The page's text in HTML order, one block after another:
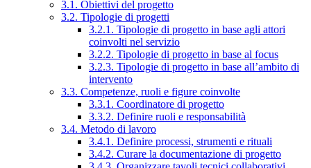
3.1. Obiettivi del progetto
3.2. Tipologie di progetti
3.2.1. Tipologie di progetto in base agli attori
coinvolti nel servizio
3.2.2. Tipologie di progetto in base al focus
3.2.3. Tipologie di progetto in base all’ambito di
intervento
3.3. Competenze, ruoli e figure coinvolte
3.3.1. Coordinatore di progetto
3.3.2. Definire ruoli e responsabilità
3.4. Metodo di lavoro
3.4.1. Definire processi, strumenti e rituali
3.4.2. Curare la documentazione di progetto